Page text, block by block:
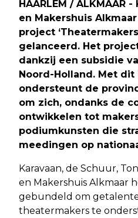
HAARLEM / ALKMAAR
en Makershuis
project
gelanceerd. Het
dankzij een subsidie
Noord-Holland. Met
ondersteunt de
om zich, ondanks de
ontwikkelen tot
podiumkunsten die
meedingen op
Karavaan, de Schuur,
en Makershuis Alkmaar
gebundeld om
theatermakers te